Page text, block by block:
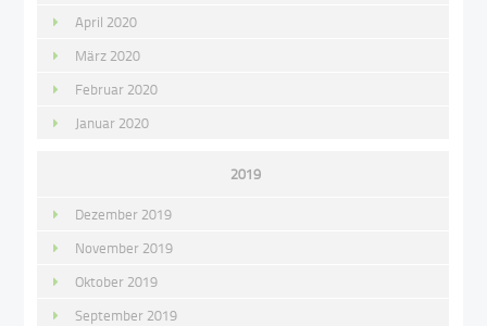
April 2020
März 2020
Februar 2020
Januar 2020
2019
Dezember 2019
November 2019
Oktober 2019
September 2019